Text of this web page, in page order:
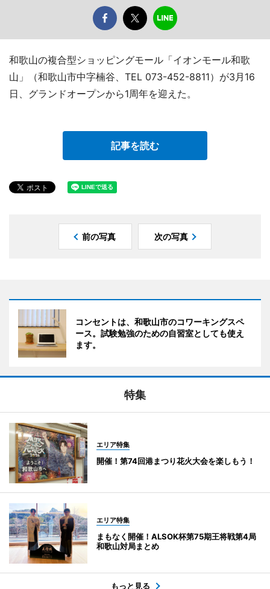
和歌山の複合型ショッピングモール「イオンモール和歌
山」（和歌山市中字楠谷、TEL 073-452-8811）が3月16
日、グランドオープンから1周年を迎えた。
記事を読む
前の写真 次の写真
コンセントは、和歌山市のコワーキングスペ
ース。試験勉強のための自習室としても使え
ます。
特集
エリア特集
開催！第74回港まつり花火大会を楽しもう！
エリア特集
まもなく開催！ALSOK杯第75期王将戦第4局
和歌山対局まとめ
もっと見る